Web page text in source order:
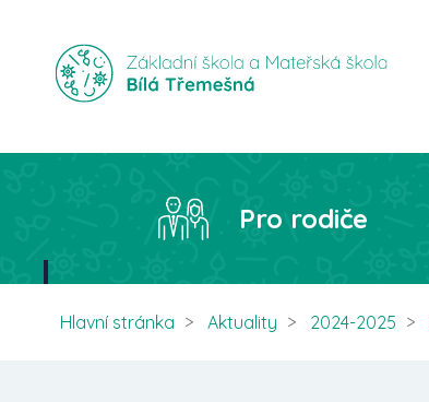
Pro rodiče
Hlavní stránka Aktuality 2024-2025